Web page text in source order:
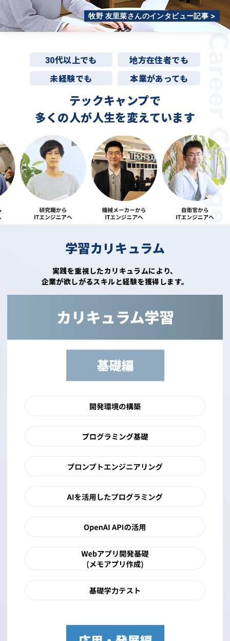
牧野 友里菜さんのインタビュー記事 >
30代以上でも
地方在住者でも
未経験でも
本業があっても
テックキャンプで
多くの人が人生を変えています
学習カリキュラム
実践を重視したカリキュラムにより、
企業が欲しがるスキルと経験を獲得します。